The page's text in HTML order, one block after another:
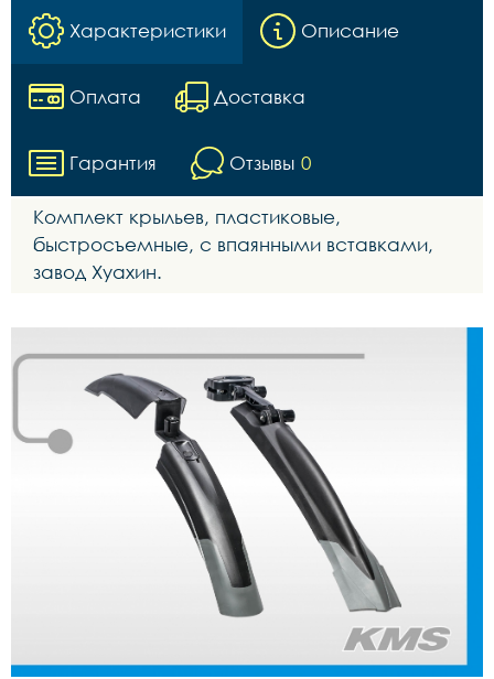
Характеристики Описание
Оплата Доставка
Гарантия Отзывы 0
Комплект крыльев, пластиковые,
быстросъемные, с впаянными вставками,
завод Хуахин.